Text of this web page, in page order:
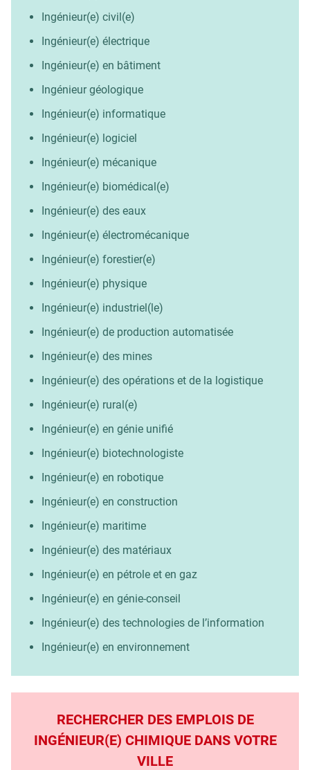
Ingénieur(e) civil(e)
Ingénieur(e) électrique
Ingénieur(e) en bâtiment
Ingénieur géologique
Ingénieur(e) informatique
Ingénieur(e) logiciel
Ingénieur(e) mécanique
Ingénieur(e) biomédical(e)
Ingénieur(e) des eaux
Ingénieur(e) électromécanique
Ingénieur(e) forestier(e)
Ingénieur(e) physique
Ingénieur(e) industriel(le)
Ingénieur(e) de production automatisée
Ingénieur(e) des mines
Ingénieur(e) des opérations et de la logistique
Ingénieur(e) rural(e)
Ingénieur(e) en génie unifié
Ingénieur(e) biotechnologiste
Ingénieur(e) en robotique
Ingénieur(e) en construction
Ingénieur(e) maritime
Ingénieur(e) des matériaux
Ingénieur(e) en pétrole et en gaz
Ingénieur(e) en génie-conseil
Ingénieur(e) des technologies de l’information
Ingénieur(e) en environnement
RECHERCHER DES EMPLOIS DE
INGÉNIEUR(E) CHIMIQUE DANS VOTRE
VILLE